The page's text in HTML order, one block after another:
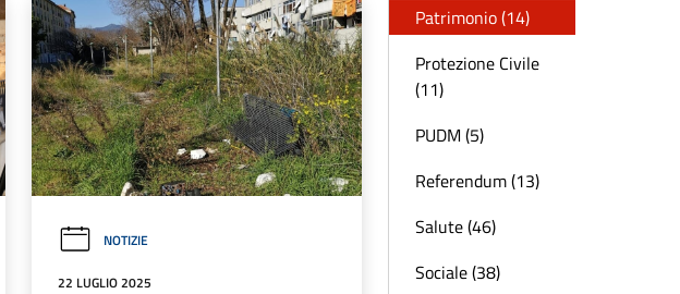
NOTIZIE
22 LUGLIO 2025
Patrimonio (14)
Protezione Civile
(11)
PUDM (5)
Referendum (13)
Salute (46)
Sociale (38)